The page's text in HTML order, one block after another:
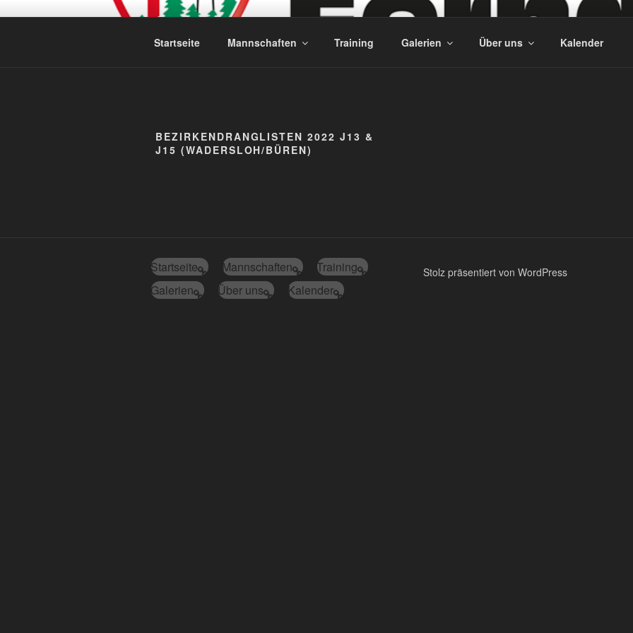
ABTEILUNG TISCHTENNIS – SEIT
Startseite Mannschaften Training Galerien Über uns Kalender
BEZIRKENDRANGLISTEN 2022 J13 &
J15 (WADERSLOH/BÜREN)
Startseite Mannschaften
Training
Galerien
Über uns Kalender
Stolz präsentiert von WordPress